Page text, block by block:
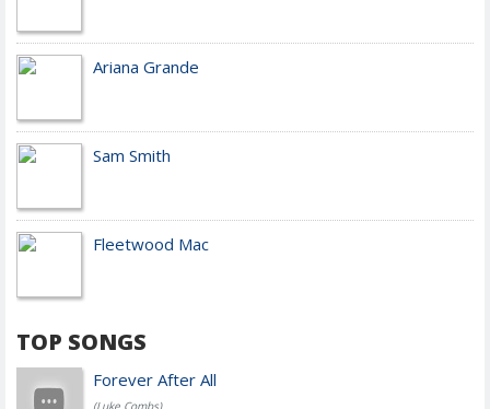
Ariana Grande
Sam Smith
Fleetwood Mac
TOP SONGS
Forever After All
(Luke Combs)